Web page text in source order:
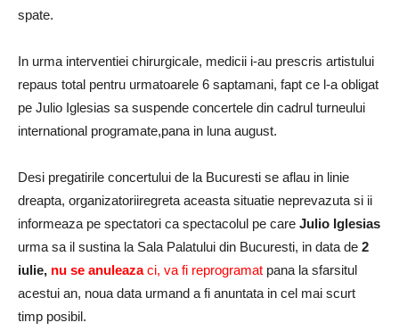
spate.
In urma interventiei chirurgicale, medicii i-au prescris artistului
repaus total pentru urmatoarele 6 saptamani, fapt ce l-a obligat
pe Julio Iglesias sa suspende concertele din cadrul turneului
international programate,pana in luna august.
Desi pregatirile concertului de la Bucuresti se aflau in linie
dreapta, organizatoriiregreta aceasta situatie neprevazuta si ii
informeaza pe spectatori ca spectacolul pe care Julio Iglesias
urma sa il sustina la Sala Palatului din Bucuresti, in data de 2
iulie, nu se anuleazaci, va fi reprogramat pana la sfarsitul
acestui an, noua data urmand a fi anuntata in cel mai scurt
timp posibil.